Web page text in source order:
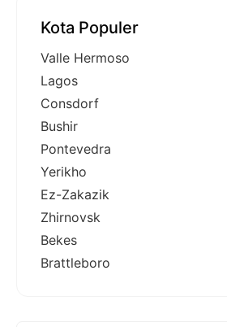
Kota Populer
Valle Hermoso
Lagos
Consdorf
Bushir
Pontevedra
Yerikho
Ez-Zakazik
Zhirnovsk
Bekes
Brattleboro